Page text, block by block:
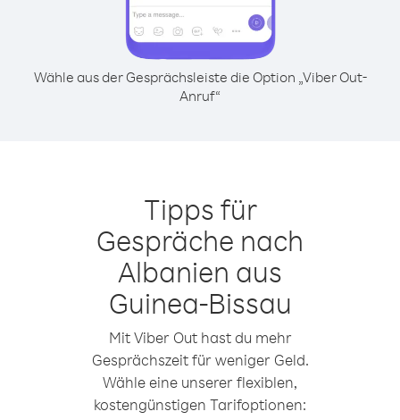
Wähle aus der Gesprächsleiste die Option „Viber Out-
Anruf“
Tipps für
Gespräche nach
Albanien aus
Guinea-Bissau
Mit Viber Out hast du mehr
Gesprächszeit für weniger Geld.
Wähle eine unserer flexiblen,
kostengünstigen Tarifoptionen: